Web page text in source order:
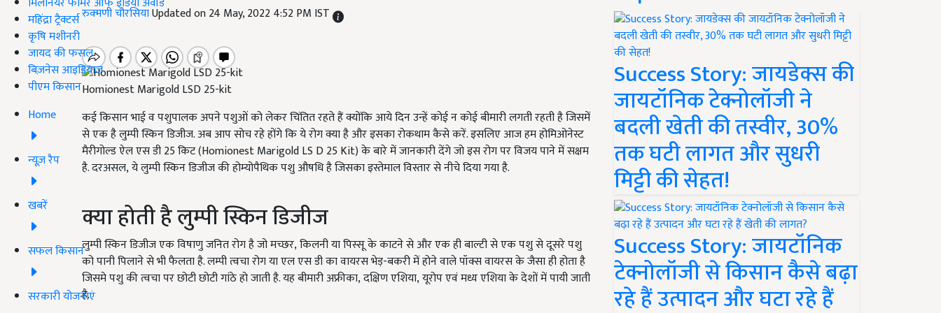
महिंद्रा ट्रैक्टर्स
कृषि मशीनरी
जायद की फसल
बिज़नेस आइडियाज
पीएम किसान
Home
न्यूज़ रैप
खबरें
सफल किसान
सरकारी योजनाएं
रुक्मणी चौरसियाUpdated on 24 May, 2022 4:52 PM IST
Homionest Marigold LSD 25-kit
कई किसान भाई व पशुपालक अपने पशुओं को लेकर चिंतित रहते हैं क्योंकि आये दिन उन्हें कोई न कोई बीमारी लगती रहती है जिसमें
से एक है लुम्पी स्किन डिजीज. अब आप सोच रहे होंगे कि ये रोग क्या है और इसका रोकथाम कैसे करें. इसलिए आज हम होमिओनेस्ट
मैरीगोल्ड ऐल एस डी25किट (Homionest Marigold LS D 25 Kit)के बारे में जानकारी देंगे जो इस रोग पर विजय पाने में सक्षम
है. दरअसल,ये लुम्पी स्किन डिजीज की होम्योपैथिक पशु औषधि है जिसका इस्तेमाल विस्तार से नीचे दिया गया है.
क्या होती है लुम्पी स्किन डिजीज
लुम्पी स्किन डिजीज एक विषाणु जनित रोग है जो मच्छर,किलनी या पिस्सू के काटने से और एक ही बाल्टी से एक पशु से दूसरे पशु
को पानी पिलाने से भी फैलता है. लम्पी त्वचा रोग या एल एस डी का वायरस भेड़-बकरी में होने वाले पॉक्स वायरस के जैसा ही होता है
जिसमे पशु की त्वचा पर छोटी छोटी गांठे हो जाती है. यह बीमारी अफ्रीका,दक्षिण एशिया,यूरोप एवं मध्य एशिया के देशों में पायी जाती
है.
Success Story: जायडेक्स की
जायटॉनिक टेक्नोलॉजी ने
बदली खेती की तस्वीर, 30%
तक घटी लागत और सुधरी
मिट्टी की सेहत!
Success Story: जायटॉनिक
टेक्नोलॉजी से किसान कैसे बढ़ा
रहे हैं उत्पादन और घटा रहे हैं